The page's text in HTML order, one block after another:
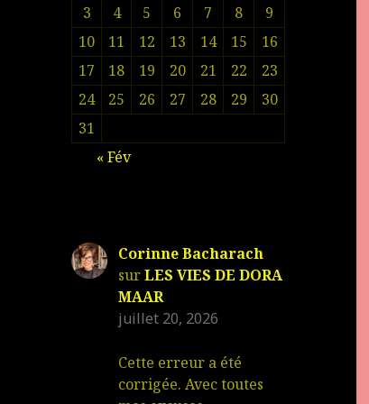
3 4 5 6 7 8
9
10
11 12 13 14 15
16
17
18 19 20 21 22
23
24
25 26 27 28 29
30
31
« Fév
Corinne Bacharach
surLES VIES DE DORA
MAAR
juillet 20, 2026
Cette erreur a été
corrigée. Avec toutes